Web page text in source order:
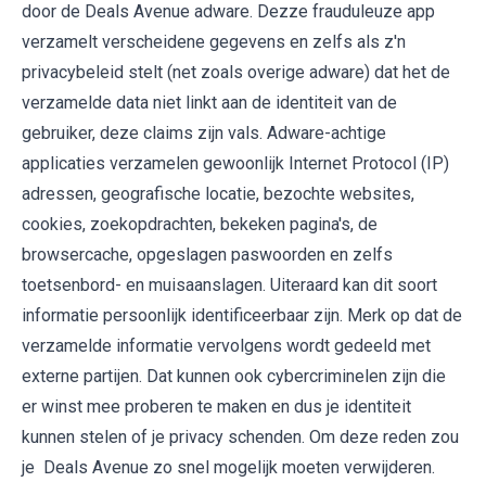
door de Deals Avenue adware. Dezze frauduleuze app
verzamelt verscheidene gegevens en zelfs als z'n
privacybeleid stelt (net zoals overige adware) dat het de
verzamelde data niet linkt aan de identiteit van de
gebruiker, deze claims zijn vals. Adware-achtige
applicaties verzamelen gewoonlijk Internet Protocol (IP)
adressen, geografische locatie, bezochte websites,
cookies, zoekopdrachten, bekeken pagina's, de
browsercache, opgeslagen paswoorden en zelfs
toetsenbord- en muisaanslagen. Uiteraard kan dit soort
informatie persoonlijk identificeerbaar zijn. Merk op dat de
verzamelde informatie vervolgens wordt gedeeld met
externe partijen. Dat kunnen ook cybercriminelen zijn die
er winst mee proberen te maken en dus je identiteit
kunnen stelen of je privacy schenden. Om deze reden zou
je Deals Avenue zo snel mogelijk moeten verwijderen.